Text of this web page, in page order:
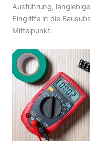
Ausführung,
Eingriffe in die
Mittelpunkt.